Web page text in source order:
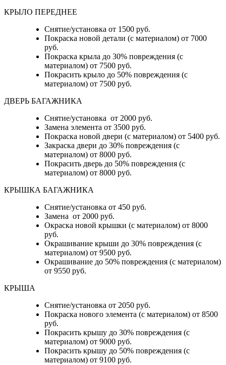
КРЫЛО ПЕРЕДНЕЕ
Снятие/установка от 1500 руб.
Покраска новой детали (с материалом) от 7000
руб.
Покраска крыла до 30% повреждения (с
материалом) от 7500 руб.
Покрасить крыло до 50% повреждения (с
материалом) от 7500 руб.
ДВЕРЬ БАГАЖНИКА
Снятие/установка от 2000 руб.
Замена элемента от 3500 руб.
Покраска новой двери (с материалом) от 5400 руб.
Закраска двери до 30% повреждения (с
материалом) от 8000 руб.
Покрасить дверь до 50% повреждения (с
материалом) от 8000 руб.
КРЫШКА БАГАЖНИКА
Снятие/установка от 450 руб.
Замена от 2000 руб.
Окраска новой крышки (с материалом) от 8000
руб.
Окрашивание крыши до 30% повреждения (с
материалом) от 9500 руб.
Окрашивание до 50% повреждения (с материалом)
от 9550 руб.
КРЫША
Снятие/установка от 2050 руб.
Покраска нового элемента (с материалом) от 8500
руб.
Покрасить крышу до 30% повреждения (с
материалом) от 9000 руб.
Покрасить крышу до 50% повреждения (с
материалом) от 9100 руб.